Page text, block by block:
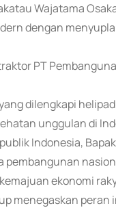
Wajatama
dengan
PT
dilengkapi
unggulan di
Indonesia,
pembangunan
ekonomi
menegaskan